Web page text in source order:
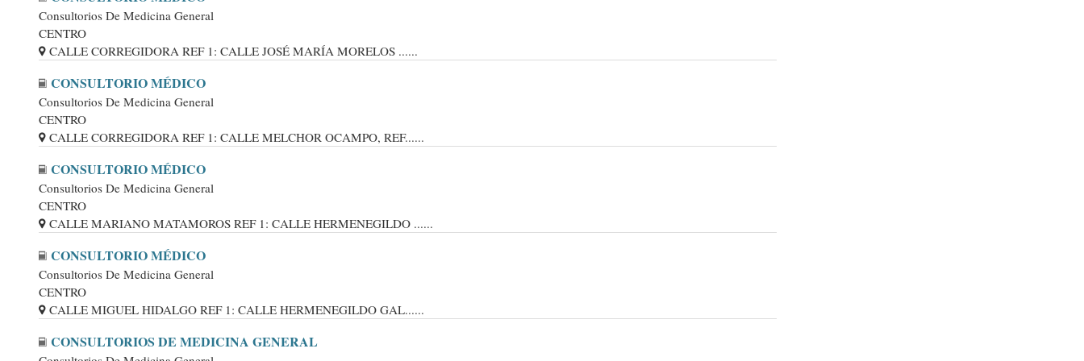
Consultorios De Medicina General
CENTRO
CALLE CORREGIDORA REF 1: CALLE JOSÉ MARÍA MORELOS ......
CONSULTORIO MÉDICO
Consultorios De Medicina General
CENTRO
CALLE CORREGIDORA REF 1: CALLE MELCHOR OCAMPO, REF......
CONSULTORIO MÉDICO
Consultorios De Medicina General
CENTRO
CALLE MARIANO MATAMOROS REF 1: CALLE HERMENEGILDO ......
CONSULTORIO MÉDICO
Consultorios De Medicina General
CENTRO
CALLE MIGUEL HIDALGO REF 1: CALLE HERMENEGILDO GAL......
CONSULTORIOS DE MEDICINA GENERAL